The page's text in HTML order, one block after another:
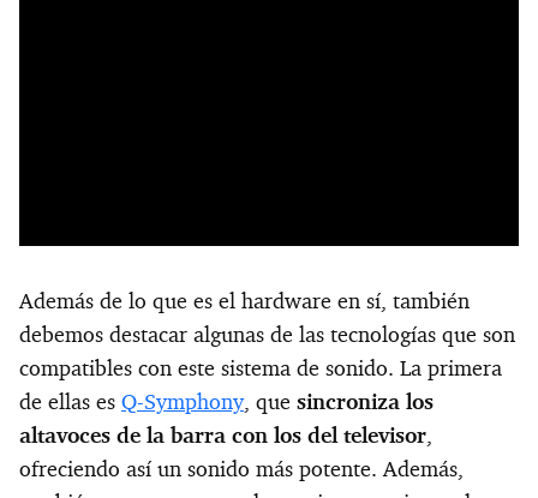
Además de lo que es el hardware en sí, también
debemos destacar algunas de las tecnologías que son
compatibles con este sistema de sonido. La primera
de ellas es Q-Symphony, que sincroniza los
altavoces de la barra con los del televisor,
ofreciendo así un sonido más potente. Además,